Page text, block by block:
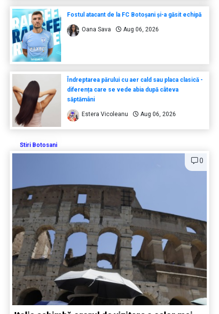
Fostul atacant de la FC Botoșani și-a găsit echipă
Oana Sava Aug 06, 2026
Îndreptarea părului cu aer cald sau placa clasică -
diferența care se vede abia după câteva
săptămâni
Estera Vicoleanu Aug 06, 2026
Stiri Botosani
0